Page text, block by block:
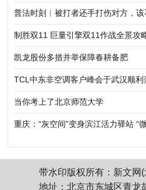
普法时刻︱被打者还手打伤对方，该
制胜双11 巨量引擎双11作战全景攻
凯龙股份多措并举保障春耕备肥
TCL中东非空调客户峰会于武汉顺利
当你考上了北京师范大学
重庆：“灰空间”变身滨江活力驿站 “
感
带水印版权所有：新文网
地址：北京市东城区青龙